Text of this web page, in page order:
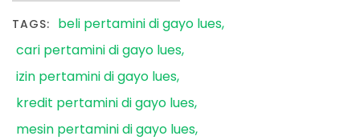
TAGS: beli pertamini di gayo lues
cari pertamini di gayo lues
izin pertamini di gayo lues
kredit pertamini di gayo lues
mesin pertamini di gayo lues